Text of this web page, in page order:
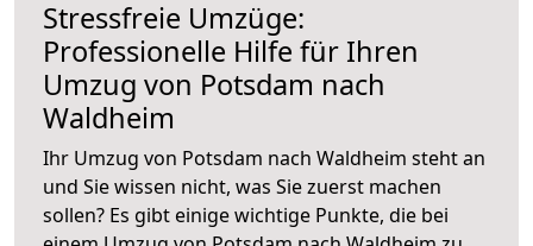
Stressfreie Umzüge:
Professionelle Hilfe für Ihren
Umzug von Potsdam nach
Waldheim
Ihr Umzug von Potsdam nach Waldheim steht an
und Sie wissen nicht, was Sie zuerst machen
sollen? Es gibt einige wichtige Punkte, die bei